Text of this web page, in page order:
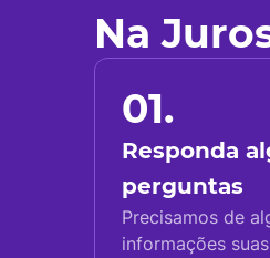
Na
01.
Responda
perguntas
Precisamos de
informações